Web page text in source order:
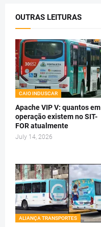
OUTRAS LEITURAS
CAIO INDUSCAR
Apache VIP V: quantos em
operação existem no SIT-
FOR atualmente
July 14, 2026
ALIANÇA TRANSPORTES